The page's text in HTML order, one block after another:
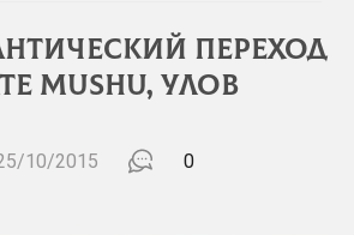
переход
MUSHU, улов
10/2015 0